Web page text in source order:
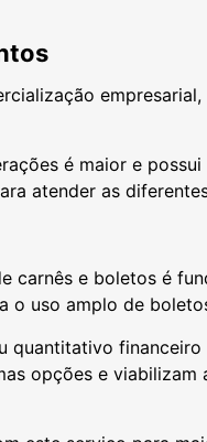
empresarial,
é maior e
atender as
carnês e boletos é
o uso amplo de
opções e